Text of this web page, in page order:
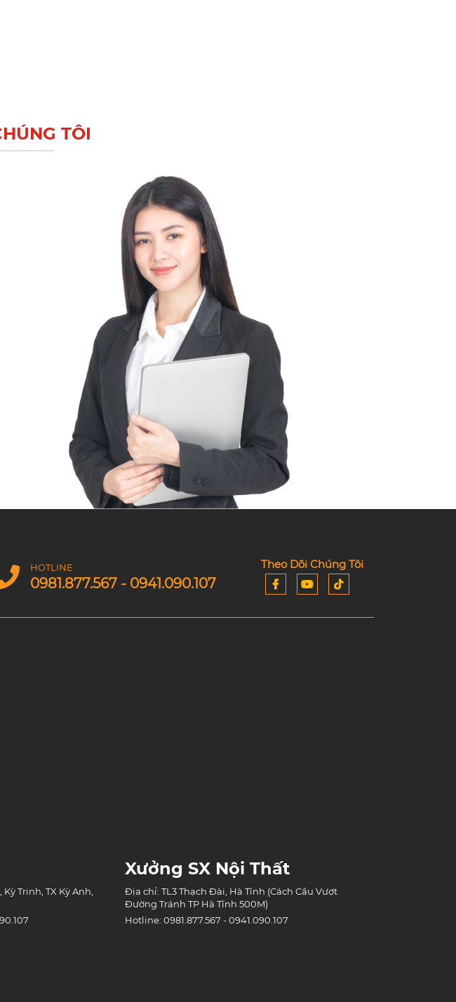
TÔI
HOTLINE
0981.877.567 - 0941.090.107
Theo Dõi Chúng Tôi
Trinh, TX Kỳ Anh,
Xưởng SX Nội Thất
Địa chỉ: TL3 Thạch Đài, Hà Tĩnh (Cách Cầu Vượt
Đường Tránh TP Hà Tĩnh 500M)
Hotline: 0981.877.567 - 0941.090.107